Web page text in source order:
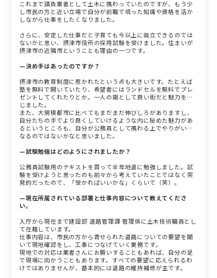
これまで請負業者として土木に携わっていたのですが、もう少
し市民の方と近い立場で自分が前職で培った知識や資格を活か
しながら仕事をしたくなりました。
さらに、安定した仕事だと子育ても今以上に両立できるのでは
ないかと思い、摂津市役所の採用試験を受けました。住まいが
摂津市の近隣市ということも理由の一つです。
—決め手はあったのですか？
摂津市の教育制度に惹かれたという点も大きいです。たとえば
塾を無料で開いていたり、希望者にはランドセルを無料でプレ
ゼントしてくれたりとか。一人の親として良い街だと魅力を感
じました。
また、大規模都市に比べてもまだまだ伸びしろがありますし、
自分たちの手でより良くしていけるような内に秘めた魅力があ
るというところも、自分が公務員として携わる上でやりがいに
なるのではないかなと思いました。
—試験勉強はどのようにされましたか？
公務員試験用のテキストを買って半年地道に勉強しました。試
験を受けようと思ったのも前々から考えていたことではなく突
発的だったので、「受かればいいかな」くらいで（笑）。
—現在所属されている部署と仕事内容について教えてくださ
い。
入庁から現在まで建設部 道路管理課 管理係に土木技術職員とし
て在籍しています。
仕事内容は、市民の方から寄せられた道路についての要望を聞
いて現地確認をし、工事につなげていく業務です。
現地での対応は業者さんにお願いすることもあれば、自分の足
で現場に向かうこともあります。すべての要望に応えられるわ
けではありませんが、基本的には道路の維持補修が主です。